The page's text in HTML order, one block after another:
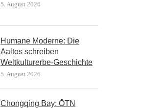
5. August 2026
Humane Moderne: Die
Aaltos schreiben
Weltkulturerbe-Geschichte
5. August 2026
Chongqing Bay: ŌTN